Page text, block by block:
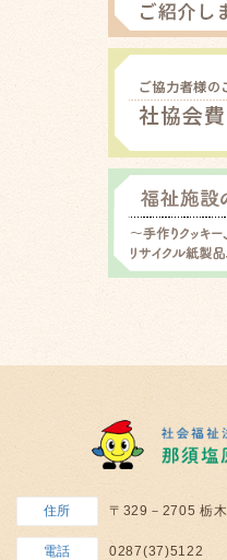
住所 〒329－2705 栃
電話 0287(37)5122